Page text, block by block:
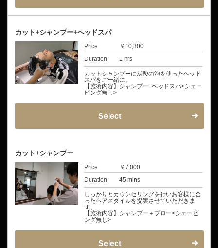
カット+シャンプー+ヘッドスパ
Price
￥10,300
Duration
1 hrs
カットシャンプーに炭酸の泡を使ったヘッド
スパをご一緒に。
【施術内容】シャンプー+ヘッドスパ<シェー
ビング無し>
Select
カット+シャンプー
Price
￥7,000
Duration
45 mins
しっかりとカウンセリングを行いお客様に合
ったヘアスタイルを提案させていただきま
す。
【施術内容】シャンプー＋ブロー<シェービ
ング無し>
Select